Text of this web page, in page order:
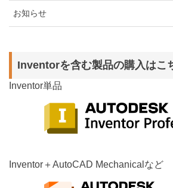
お知らせ
Inventorを含む製品の購入はこ
Inventor単品
Inventor＋AutoCAD Mechanicalなど